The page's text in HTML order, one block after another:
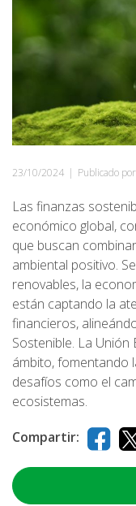
23/10/2024 | Publicado
Las finanzas
económico global,
que buscan
ambiental positivo.
renovables, la
están captando la
financieros,
Sostenible. La
ámbito, fomentando
desafíos como el
ecosistemas.
Compartir: